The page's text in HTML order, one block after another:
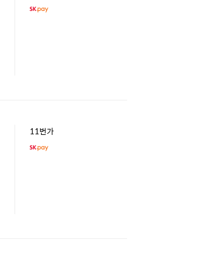
11번가